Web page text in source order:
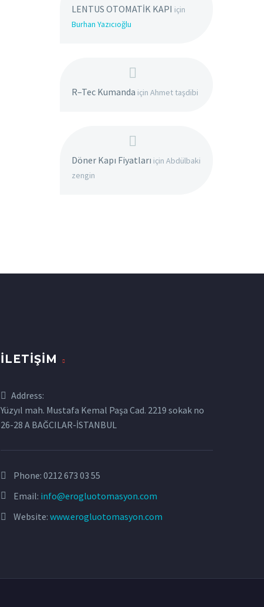
LENTUS OTOMATİK KAPI için
Burhan Yazıcıoğlu
R–Tec Kumanda için Ahmet taşdibi
Döner Kapı Fiyatları için Abdülbaki
zengin
İLETIŞIM
Address:
Yüzyıl mah. Mustafa Kemal Paşa Cad. 2219 sokak no
26-28 A BAĞCILAR-İSTANBUL
Phone: 0212 673 03 55
Email: info@erogluotomasyon.com
Website: www.erogluotomasyon.com